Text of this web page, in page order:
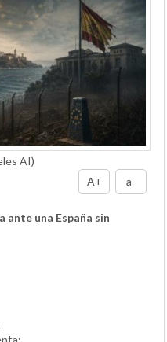
AI)
A+
a-
ante una España sin